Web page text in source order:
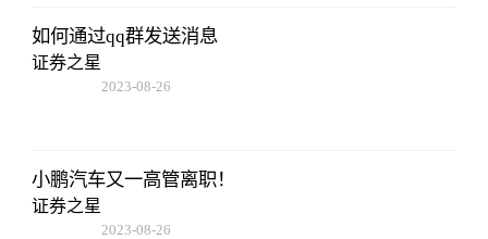
如何通过qq群发送消息
证券之星
2023-08-26
小鹏汽车又一高管离职！
证券之星
2023-08-26